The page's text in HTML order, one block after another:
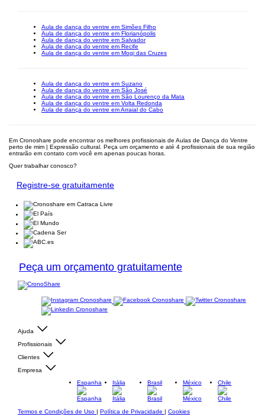
Aula de dança do ventre em Simões Filho
Aula de dança do ventre em Florianópolis
Aula de dança do ventre em Salvador
Aula de dança do ventre em Recife
Aula de dança do ventre em Mogi das Cruzes
Aula de dança do ventre em Suzano
Aula de dança do ventre em São José
Aula de dança do ventre em São Lourenço da Mata
Aula de dança do ventre em Volta Redonda
Aula de dança do ventre em Arraial do Cabo
Em Cronoshare pode encontrar os melhores profissionais de Aulas de Dança do Ventre
perto de mim | Expressão cultural. Peça um orçamento e até 4 profissionais de sua região
entrarão em contato com você em apenas poucas horas.
Quer trabalhar conosco?
Registre-se gratuitamente
Peça um orçamento gratuitamente
Ajuda
Profissionais
Clientes
Empresa
Espanha
Itália Brasil México Chile
Termos e Condições de Uso | Política de Privacidade | Cookies